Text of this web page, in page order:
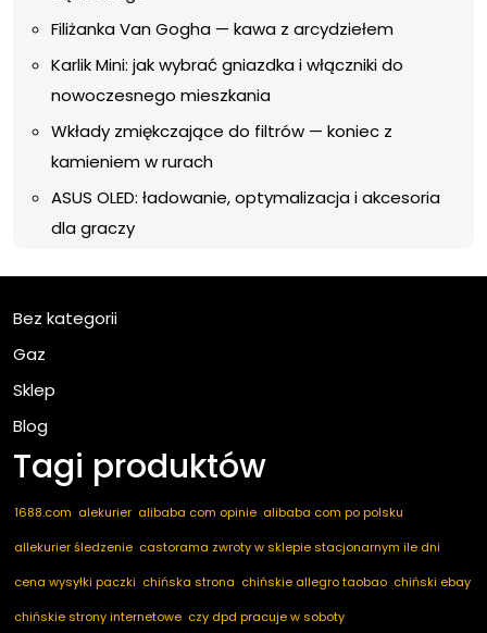
Filiżanka Van Gogha — kawa z arcydziełem
Karlik Mini: jak wybrać gniazdka i włączniki do
nowoczesnego mieszkania
Wkłady zmiękczające do filtrów — koniec z
kamieniem w rurach
ASUS OLED: ładowanie, optymalizacja i akcesoria
dla graczy
Bez kategorii
Gaz
Sklep
Blog
Tagi produktów
1688.com alekurier alibaba com opinie alibaba com po polsku
allekurier śledzenie castorama zwroty w sklepie stacjonarnym ile dni
cena wysyłki paczki chińska strona chińskie allegro taobao chiński ebay
chińskie strony internetowe czy dpd pracuje w soboty